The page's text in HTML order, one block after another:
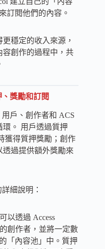
訂閱他們的內容。
穩定的收入來源，
容創作的過程中，共
、獎勵和訂閱
用戶、創作者和 ACS
。 用戶透過質押
獲得質押獎勵；創作
過提供額外獎勵來
細說明：
以透過 Access
創作者，並將一定數
「內容池」中。質押